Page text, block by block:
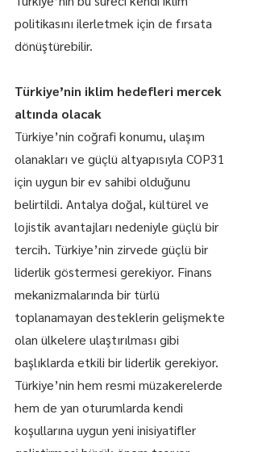
politikasını ilerletmek için de fırsata
dönüştürebilir.
Türkiye’nin iklim hedefleri mercek
altında olacak
Türkiye’nin coğrafi konumu, ulaşım
olanakları ve güçlü altyapısıyla COP31
için uygun bir ev sahibi olduğunu
belirtildi. Antalya doğal, kültürel ve
lojistik avantajları nedeniyle güçlü bir
tercih. Türkiye’nin zirvede güçlü bir
liderlik göstermesi gerekiyor. Finans
mekanizmalarında bir türlü
toplanamayan desteklerin gelişmekte
olan ülkelere ulaştırılması gibi
başlıklarda etkili bir liderlik gerekiyor.
Türkiye’nin hem resmi müzakerelerde
hem de yan oturumlarda kendi
koşullarına uygun yeni inisiyatifler